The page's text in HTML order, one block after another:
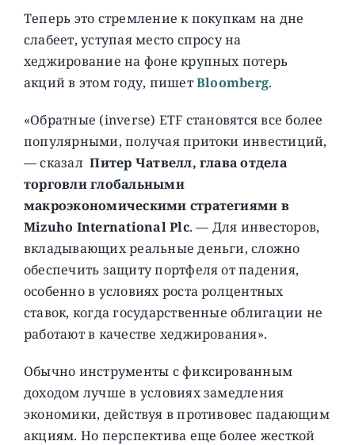
Теперь это стремление к покупкам на дне
слабеет, уступая место спросу на
хеджирование на фоне крупных потерь
акций в этом году, пишетBloomberg.
«Обратные (inverse) ETF становятся все более
популярными, получая притоки инвестиций,
— сказалПитер Чатвелл, глава отдела
торговли глобальными
макроэкономическими стратегиями в
Mizuho International Plc. — Для инвесторов,
вкладывающих реальные деньги, сложно
обеспечить защиту портфеля от падения,
особенно в условиях роста ролцентных
ставок, когда государственные облигации не
работают в качестве хеджирования».
Обычно инструменты с фиксированным
доходом лучше в условиях замедления
экономики, действуя в противовес падающим
акциям. Но перспектива еще более жесткой